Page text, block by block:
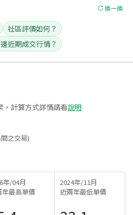
換一換
社區評價如何？
近期成交行情？
，計算方式詳情請看說明
之交易)
年/04月
年最高單價
2024年/11月
近兩年最低單價